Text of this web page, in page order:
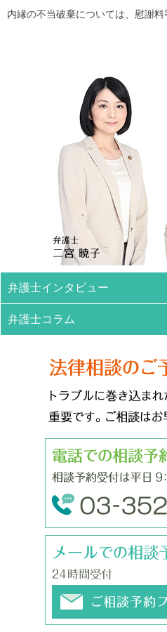
内縁の不当破棄については、慰謝料
弁護士インタビュー
弁護士コラム